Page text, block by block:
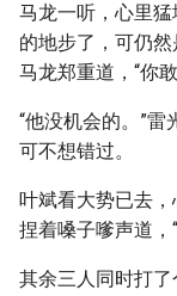
马龙一听，心里
的地步了，可仍
马龙郑重道，“你
“他没机会的。”
可不想错过。
叶斌看大势已去，
捏着嗓子嗲声道，
其余三人同时打